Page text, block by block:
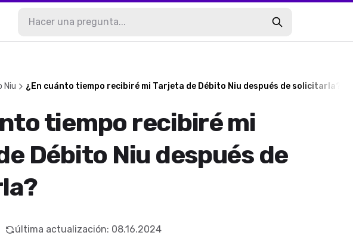
Niu ¿En cuánto tiempo recibiré mi Tarjeta de Débito Niu después de solicitarla?
tiempo recibiré mi
Débito Niu después de
última actualización: 08.16.2024